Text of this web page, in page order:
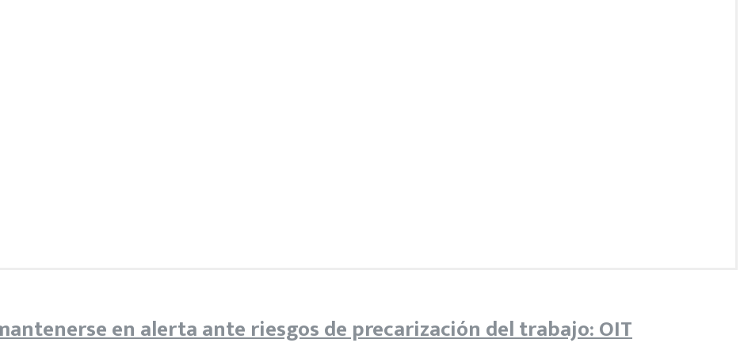
en alerta ante riesgos de precarización del trabajo: OIT